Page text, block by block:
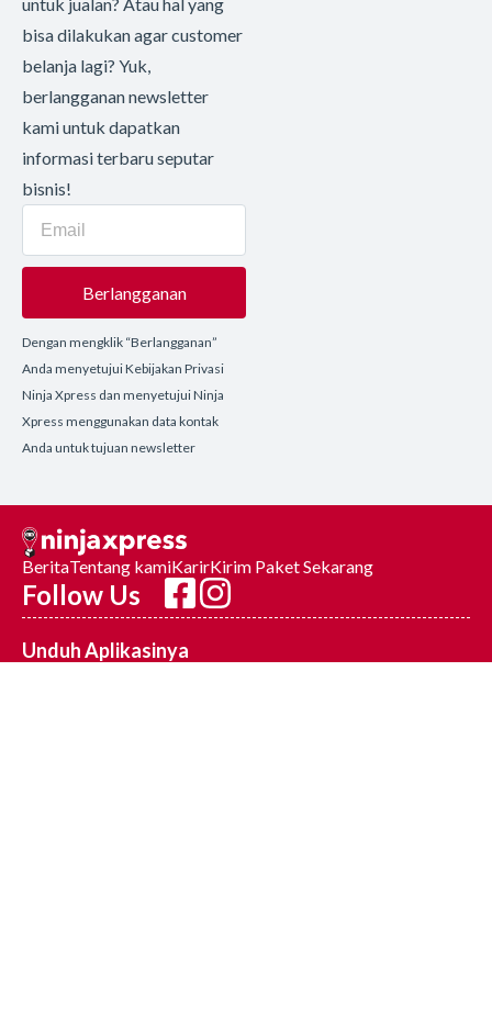
bisa dilakukan agar customer
belanja lagi? Yuk,
berlangganan newsletter
kami untuk dapatkan
informasi terbaru seputar
bisnis!
Berlangganan
Dengan mengklik “Berlangganan”
Anda menyetujui Kebijakan Privasi
Ninja Xpress dan menyetujui Ninja
Xpress menggunakan data kontak
Anda untuk tujuan newsletter
BeritaTentang kamiKarirKirim Paket Sekarang
Follow Us
Unduh Aplikasinya